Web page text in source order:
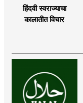
हिंदवी स्वराज्याचा
कालातीत विचार